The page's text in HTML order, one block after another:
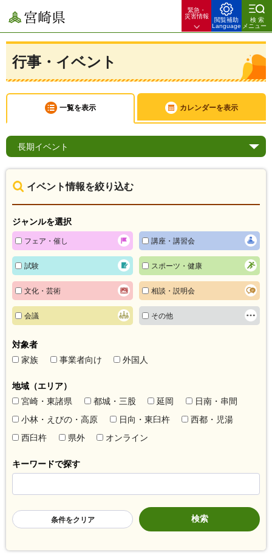
宮崎県
緊急・
災害情報
閲覧補助
Language
検索
メニュー
行事・イベント
一覧を表示 カレンダーを表示
長期イベント
イベント情報を絞り込む
ジャンルを選択
フェア・催し 講座・講習会
試験 スポーツ・健康
文化・芸術 相談・説明会
会議 その他
対象者
家族
事業者向け 外国人
地域（エリア）
宮崎・東諸県
都城・三股 延岡
日南・串間
小林・えびの・高原
日向・東臼杵
西都・児湯
西臼杵
県外 オンライン
キーワードで探す
条件をクリア